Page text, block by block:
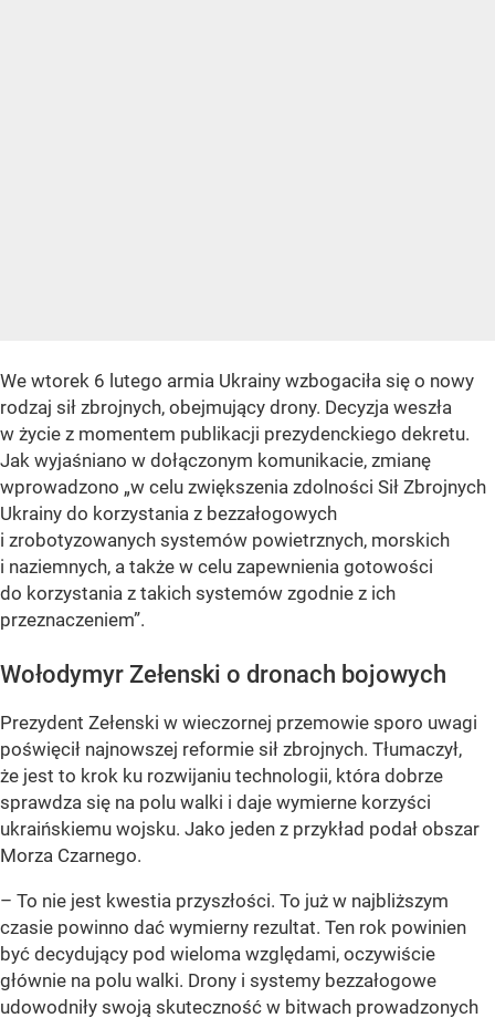
We wtorek 6 lutego armia Ukrainy wzbogaciła się o nowy
rodzaj sił zbrojnych, obejmujący drony. Decyzja weszła
w życie z momentem publikacji prezydenckiego dekretu.
Jak wyjaśniano w dołączonym komunikacie, zmianę
wprowadzono „w celu zwiększenia zdolności Sił Zbrojnych
Ukrainy do korzystania z bezzałogowych
i zrobotyzowanych systemów powietrznych, morskich
i naziemnych, a także w celu zapewnienia gotowości
do korzystania z takich systemów zgodnie z ich
przeznaczeniem”.
Wołodymyr Zełenski o dronach bojowych
Prezydent Zełenski w wieczornej przemowie sporo uwagi
poświęcił najnowszej reformie sił zbrojnych. Tłumaczył,
że jest to krok ku rozwijaniu technologii, która dobrze
sprawdza się na polu walki i daje wymierne korzyści
ukraińskiemu wojsku. Jako jeden z przykład podał obszar
Morza Czarnego.
– To nie jest kwestia przyszłości. To już w najbliższym
czasie powinno dać wymierny rezultat. Ten rok powinien
być decydujący pod wieloma względami, oczywiście
głównie na polu walki. Drony i systemy bezzałogowe
udowodniły swoją skuteczność w bitwach prowadzonych